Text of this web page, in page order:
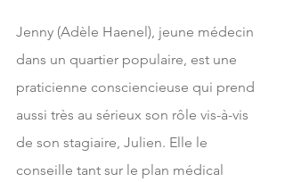
Jenny (Adèle Haenel), jeune médecin
dans un quartier populaire, est une
praticienne consciencieuse qui prend
aussi très au sérieux son rôle vis-à-vis
de son stagiaire, Julien. Elle le
conseille tant sur le plan médical